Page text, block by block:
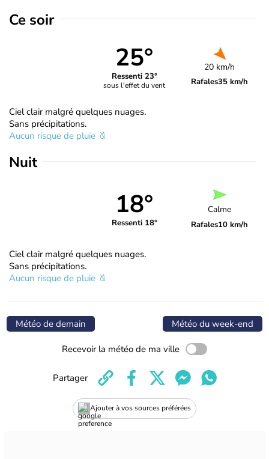
Ce soir
25°
Ressenti 23°
sous l'effet du vent
20 km/h
Rafales35 km/h
Ciel clair malgré quelques nuages.
Sans précipitations.
Aucun risque de pluie
Nuit
18°
Ressenti 18°
Calme
Rafales10 km/h
Ciel clair malgré quelques nuages.
Sans précipitations.
Aucun risque de pluie
Météo de demain Météo du week-end
Recevoir la météo de ma ville
Ajouter à vos sources préférées
Partager